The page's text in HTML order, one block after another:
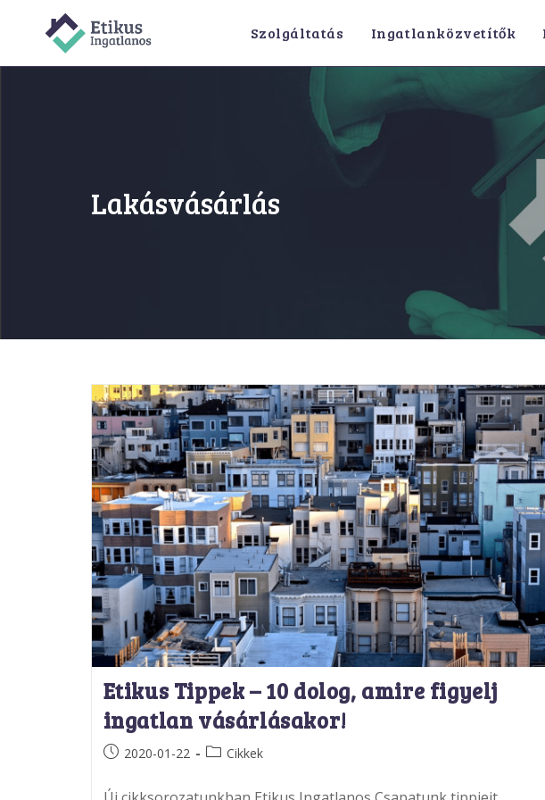
Szolgáltatás Ingatlanközvetítők
Lakásvásárlás
Etikus Tippek – 10 dolog, amire figyelj
ingatlan vásárlásakor!
Post2020-01-22
PostCikkek